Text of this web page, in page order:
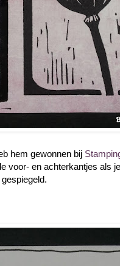
hem gewonnen bij
voor- en achterkantjes als